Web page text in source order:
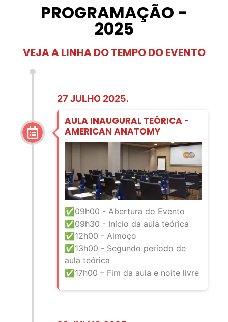
PROGRAMAÇÃO -
2025
VEJA A LINHA DO TEMPO DO EVENTO
27 JULHO 2025.
AULA INAUGURAL TEÓRICA -
AMERICAN ANATOMY
✅09h00 - Abertura do Evento
✅09h30 - Início da aula teórica
✅ 12h00 - Almoço
✅13h00 - Segundo período de
aula teórica
✅17h00 – Fim da aula e noite livre